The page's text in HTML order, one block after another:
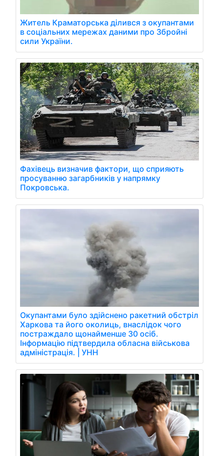
Житель Краматорська ділився з окупантами
в соціальних мережах даними про Збройні
сили України.
Фахівець визначив фактори, що сприяють
просуванню загарбників у напрямку
Покровська.
Окупантами було здійснено ракетний обстріл
Харкова та його околиць, внаслідок чого
постраждало щонайменше 30 осіб.
Інформацію підтвердила обласна військова
адміністрація. | УНН